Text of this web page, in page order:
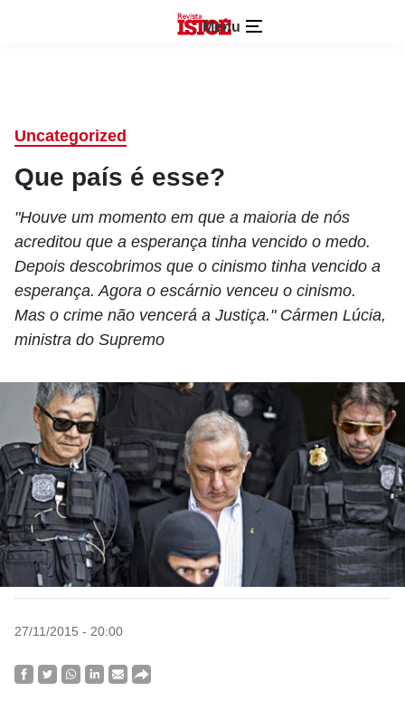
Menu
Uncategorized
Que país é esse?
"Houve um momento em que a maioria de nós
acreditou que a esperança tinha vencido o medo.
Depois descobrimos que o cinismo tinha vencido a
esperança. Agora o escárnio venceu o cinismo.
Mas o crime não vencerá a Justiça." Cármen Lúcia,
ministra do Supremo
27/11/2015 - 20:00